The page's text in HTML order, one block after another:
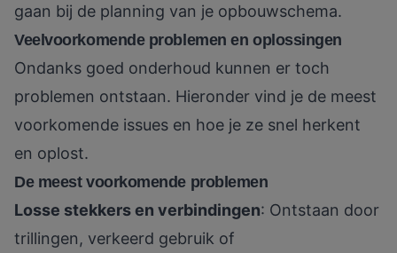
gaan bij de planning van je opbouwschema.
Veelvoorkomende problemen en oplossingen
Ondanks goed onderhoud kunnen er toch
problemen ontstaan. Hieronder vind je de meest
voorkomende issues en hoe je ze snel herkent
en oplost.
De meest voorkomende problemen
Losse stekkers en verbindingen: Ontstaan door
trillingen, verkeerd gebruik of